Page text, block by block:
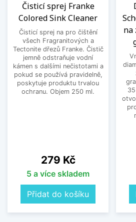
Čisticí sprej Franke
Colored Sink Cleaner
Čisticí sprej na pro čištění
všech Fragranitových a
Tectonite dřezů Franke. Čistič
jemně odstraňuje vodní
kámen s dalšími nečistotami a
pokud se používá pravidelně,
poskytuje produktu trvalou
ochranu. Objem 250 ml.
Cena
279 Kč
5 a více skladem
Přidat do košíku
na